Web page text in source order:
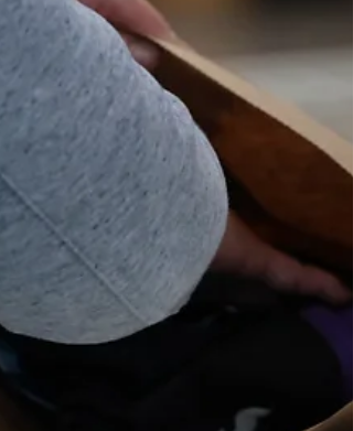
contraintes exigent des solutions sur-mesure.
anticipative des pics, infrastructures adaptées,
process optimisés, technologies performantes
transforment ces défis en avantages compétitifs.
ReGNR accompagne les marques sport avec
et infrastructure 30 000 m².